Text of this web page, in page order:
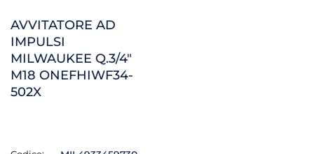
AVVITATORE AD
IMPULSI
MILWAUKEE Q.3/4"
M18 ONEFHIWF34-
502X